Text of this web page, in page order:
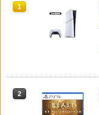
1
2
1
2